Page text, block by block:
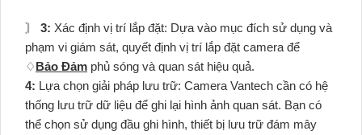
〙 3: Xác định vị trí lắp đặt: Dựa vào mục đích sử dụng và
phạm vi giám sát, quyết định vị trí lắp đặt camera để
♢Bảo Đảm phủ sóng và quan sát hiệu quả.
4: Lựa chọn giải pháp lưu trữ: Camera Vantech cần có hệ
thống lưu trữ dữ liệu để ghi lại hình ảnh quan sát. Bạn có
thể chọn sử dụng đầu ghi hình, thiết bị lưu trữ đám mây